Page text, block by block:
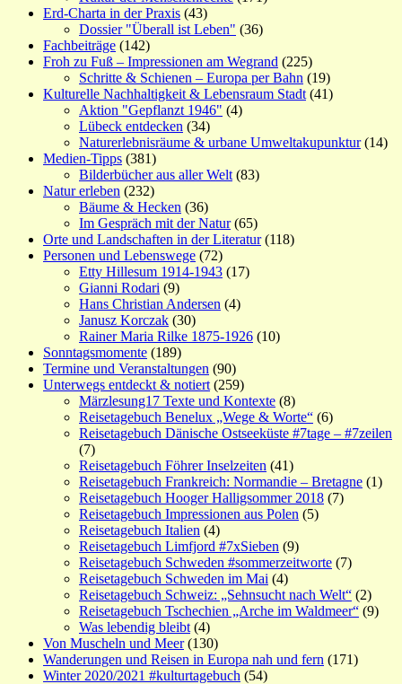
Erd-Charta in der Praxis (43)
Dossier "Überall ist Leben" (36)
Fachbeiträge (142)
Froh zu Fuß – Impressionen am Wegrand (225)
Schritte & Schienen – Europa per Bahn (19)
Kulturelle Nachhaltigkeit & Lebensraum Stadt (41)
Aktion "Gepflanzt 1946" (4)
Lübeck entdecken (34)
Naturerlebnisräume & urbane Umweltakupunktur(14)
Medien-Tipps (381)
Bilderbücher aus aller Welt (83)
Natur erleben (232)
Bäume & Hecken (36)
Im Gespräch mit der Natur(65)
Orte und Landschaften in der Literatur(118)
Personen und Lebenswege (72)
Etty Hillesum 1914-1943 (17)
Gianni Rodari (9)
Hans Christian Andersen (4)
Janusz Korczak (30)
Rainer Maria Rilke 1875-1926 (10)
Sonntagsmomente (189)
Termine und Veranstaltungen (90)
Unterwegs entdeckt & notiert (259)
Märzlesung17 Texte und Kontexte (8)
Reisetagebuch Benelux „Wege & Worte“ (6)
Reisetagebuch Dänische Ostseeküste #7tage – #7zeilen
(7)
Reisetagebuch Föhrer Inselzeiten (41)
Reisetagebuch Frankreich: Normandie – Bretagne (1)
Reisetagebuch Hooger Halligsommer 2018 (7)
Reisetagebuch Impressionen aus Polen (5)
Reisetagebuch Italien (4)
Reisetagebuch Limfjord #7xSieben (9)
Reisetagebuch Schweden #sommerzeitworte (7)
Reisetagebuch Schweden im Mai (4)
Reisetagebuch Schweiz: „Sehnsucht nach Welt“ (2)
Reisetagebuch Tschechien „Arche im Waldmeer“ (9)
Was lebendig bleibt (4)
Von Muscheln und Meer(130)
Wanderungen und Reisen in Europa nah und fern (171)
Winter 2020/2021 #kulturtagebuch (54)